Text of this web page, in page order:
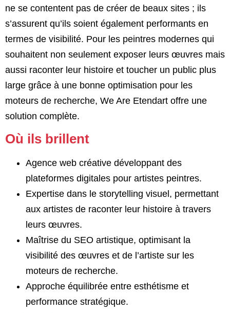
ne se contentent pas de créer de beaux sites ; ils
s’assurent qu’ils soient également performants en
termes de visibilité. Pour les peintres modernes qui
souhaitent non seulement exposer leurs œuvres mais
aussi raconter leur histoire et toucher un public plus
large grâce à une bonne optimisation pour les
moteurs de recherche, We Are Etendart offre une
solution complète.
Où ils brillent
Agence web créative développant des
plateformes digitales pour artistes peintres.
Expertise dans le storytelling visuel, permettant
aux artistes de raconter leur histoire à travers
leurs œuvres.
Maîtrise du SEO artistique, optimisant la
visibilité des œuvres et de l’artiste sur les
moteurs de recherche.
Approche équilibrée entre esthétisme et
performance stratégique.